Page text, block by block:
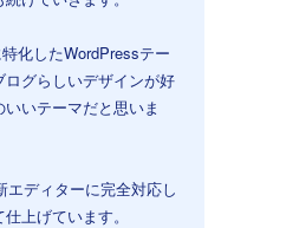
化したWordPressテー
グらしいデザインが好
いテーマだと思いま
エディターに完全対応し
上げています。